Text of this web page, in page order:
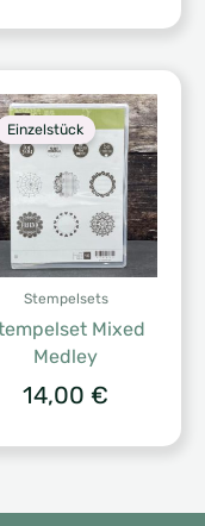
war:
17,95 €
ist:
Einzelstück
Stempelsets
Mixed
Medley
14,00 €